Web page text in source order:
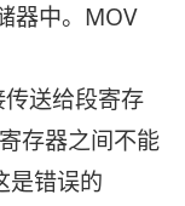
器中。MOV
传送给段寄存
存器之间不能
是错误的